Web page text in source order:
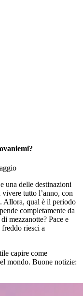
una delle destinazioni
tutto l’anno, con
Allora, qual è il periodo
completamente da
mezzanotte? Pace e
riesci a
capire come
mondo. Buone notizie: